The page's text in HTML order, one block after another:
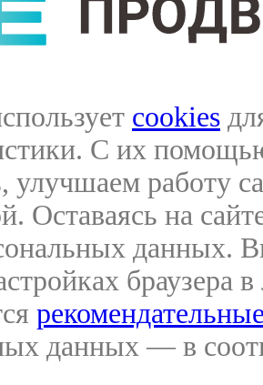
cookies
С их
улучшаем работу
Оставаясь на
данных.
браузера
данных — в